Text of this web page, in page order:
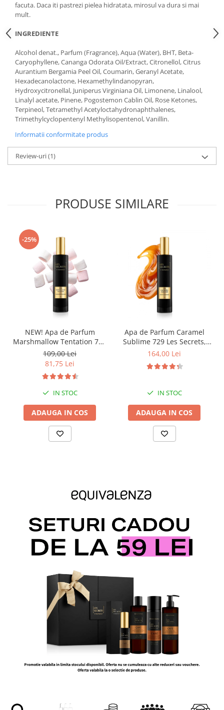
facuta. Daca iti pastrezi pielea hidratata, mirosul va dura si mai
mult.
INGREDIENTE
Alcohol denat., Parfum (Fragrance), Aqua (Water), BHT, Beta-
Caryophyllene, Cananga Odorata Oil/Extract, Citronellol, Citrus
Aurantium Bergamia Peel Oil, Coumarin, Geranyl Acetate,
Hexadecanolactone, Hexamethylindanopyran,
Hydroxycitronellal, Juniperus Virginiana Oil, Limonene, Linalool,
Linalyl acetate, Pinene, Pogostemon Cablin Oil, Rose Ketones,
Terpineol, Tetramethyl Acetyloctahydronaphthalenes,
Trimethylcyclopentenyl Methylisopentenol, Vanillin.
Informatii conformitate produs
Review-uri(1)
PRODUSE SIMILARE
-25%
NEW! Apa de Parfum
Marshmallow Tentation 758
Les Secrets, Unisex, 50 ml,
Equivalenza
109,00 Lei
81,75 Lei
IN STOC
ADAUGA IN COS
Apa de Parfum Caramel
Sublime 729 Les Secrets,
Unisex, 100 ml, Equivalenza
164,00 Lei
IN STOC
ADAUGA IN COS